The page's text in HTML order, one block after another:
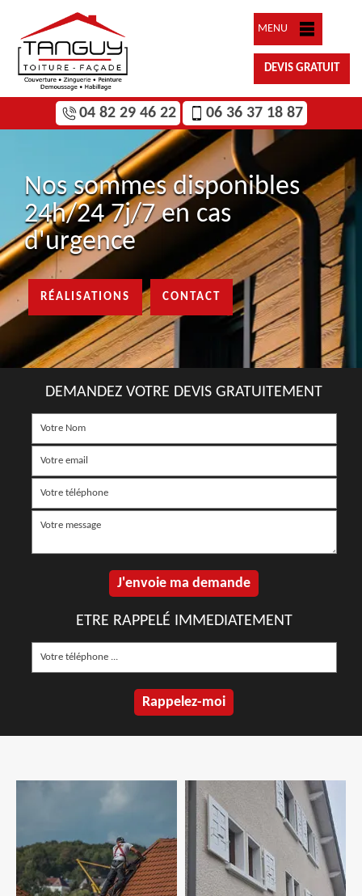
MENU
DEVIS GRATUIT
04 82 29 46 22 06 36 37 18 87
Nos sommes disponibles
24h/24 7j/7 en cas
d'urgence
RÉALISATIONS CONTACT
DEMANDEZ VOTRE DEVIS GRATUITEMENT
ETRE RAPPELÉ IMMEDIATEMENT